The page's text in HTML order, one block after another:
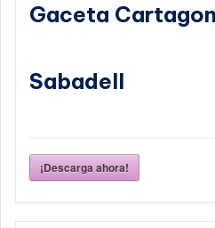
Gaceta
Sabadell
¡Descarga ahora!